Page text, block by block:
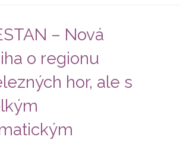
– Nová
o regionu
hor, ale s